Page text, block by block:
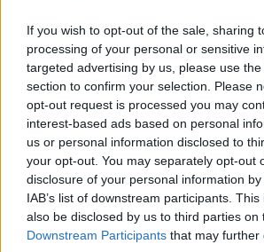
If you wish to opt-out of the sale, sharing
processing of your personal or sensitive
targeted advertising by us, please use
section to confirm your selection. Please
opt-out request is processed you may
interest-based ads based on personal
us or personal information disclosed to
your opt-out. You may separately opt-out
disclosure of your personal information
IAB’s list of downstream participants.
also be disclosed by us to third parties on
Downstream Participants that may further
Vai pāru terapija var palīdzēt?
Jā, dažkārt šādās situācijās
terapiju. Tomēr vienmēr jāvērtē,
tādam solim ir konkrētais pāris. Tas
vīrietim uzzināt kaut ko vairāk par
Vienmēr jāizsver, vai tas ir
Droši vien vispirms sievietei
terapiju. Un iesākumā izdzīvot